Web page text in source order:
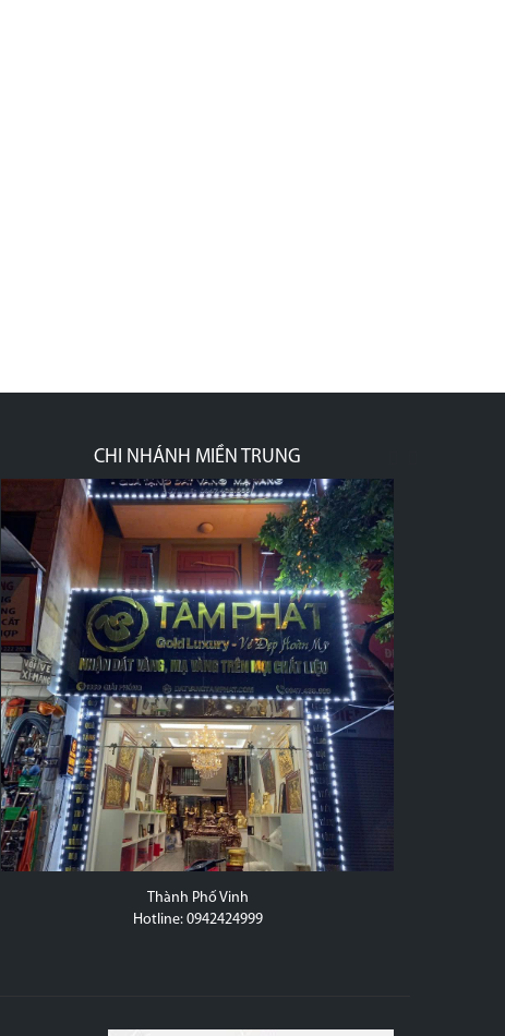
CHI NHÁNH MIỀN TRUNG
Thành Phố Vinh
Hotline: 0942424999